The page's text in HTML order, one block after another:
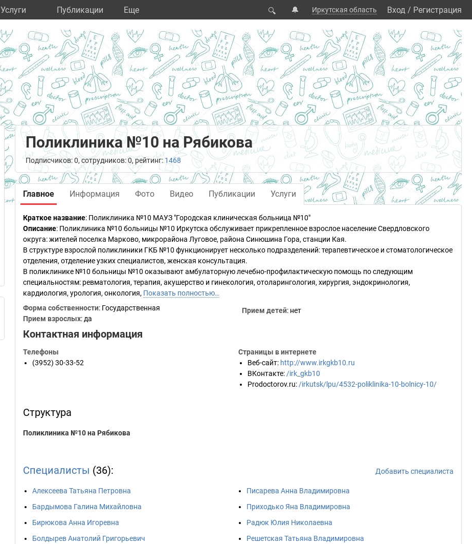
Услуги Публикации Eще 🔍 🔔 Иркутская область Вход / Регистрация
Поликлиника №10 на Рябикова
Подписчиков: 0, сотрудников: 0, рейтинг: 1468
Главное Информация Фото Видео Публикации Услуги
Краткое название: Поликлиника №10 МАУЗ "Городская клиническая больница №10"
Описание: Поликлиника №10 больницы №10 Иркутска обслуживает прикрепленное взрослое население Свердловского
округа: жителей поселка Марково, микрорайона Луговое, района Синюшина Гора, станции Кая.
В структуре взрослой поликлиники ГКБ №10 функционирует несколько подразделений: терапевтическое и стоматологическое
отделения, отделение узких специалистов, женская консультация.
В поликлинике №10 больницы №10 оказывают амбулаторную лечебно-профилактическую помощь по следующим
специальностям: ревматология, терапия, акушерство и гинекология, отоларингология, хирургия, эндокринология,
кардиология, урология, онкология, Показать полностью…
Форма собственности: Государственная
Прием взрослых: да
Прием детей: нет
Контактная информация
Телефоны
(3952) 30-33-52
Страницы в интернете
Веб-сайт: http://www.irkgkb10.ru
ВКонтакте: /irk_gkb10
Prodoctorov.ru: /irkutsk/lpu/4532-poliklinika-10-bolnicy-10/
Структура
Поликлиника №10 на Рябикова
Специалисты (36): Добавить специалиста
Алексеева Татьяна Петровна
Бардымова Галина Михайловна
Бирюкова Анна Игоревна
Болдырев Анатолий Григорьевич
Писарева Анна Владимировна
Приходько Яна Владимировна
Радюк Юлия Николаевна
Решетская Татьяна Владимировна